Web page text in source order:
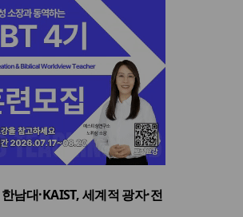
느헤미야 연합기도회, ‘왕의 기
도’로 나라·한국교회·다음세대
세기총 “자유를 지키며 하나 된
시장 담은 로컬 매거진 ‘포항집’
한남대·KAIST, 세계적 광자·전